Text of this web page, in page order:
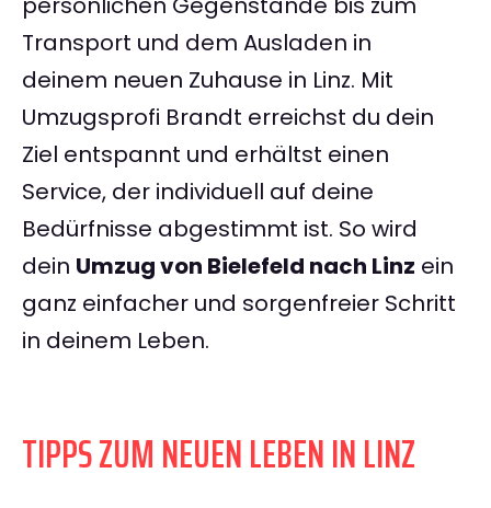
Transport und dem Ausladen in
deinem neuen Zuhause in Linz. Mit
Umzugsprofi Brandt erreichst du dein
Ziel entspannt und erhältst einen
Service, der individuell auf deine
Bedürfnisse abgestimmt ist. So wird
dein Umzug von Bielefeld nach Linz ein
ganz einfacher und sorgenfreier Schritt
in deinem Leben.
TIPPS ZUM NEUEN LEBEN IN LINZ